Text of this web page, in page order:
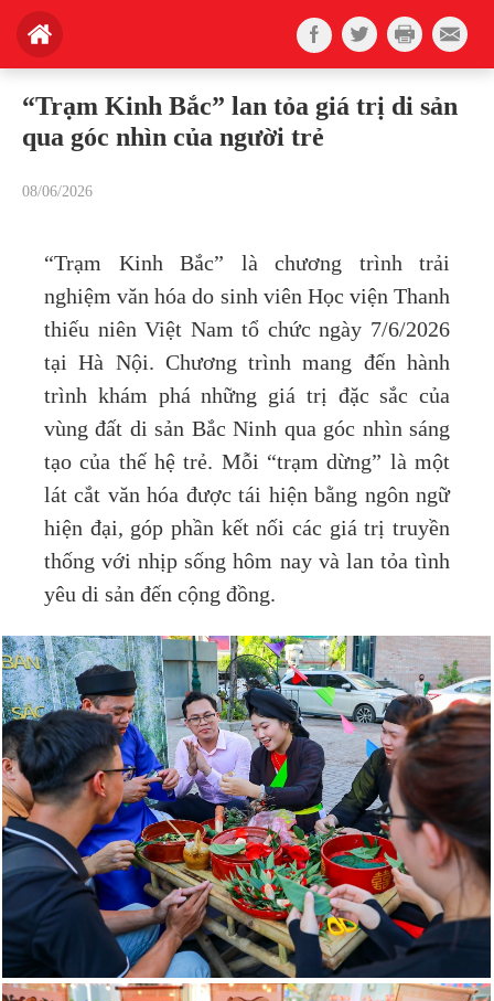
“Trạm Kinh Bắc” lan tỏa giá trị di sản
qua góc nhìn của người trẻ
08/06/2026
“Trạm Kinh Bắc” là chương trình trải
nghiệm văn hóa do sinh viên Học viện Thanh
thiếu niên Việt Nam tổ chức ngày 7/6/2026
tại Hà Nội. Chương trình mang đến hành
trình khám phá những giá trị đặc sắc của
vùng đất di sản Bắc Ninh qua góc nhìn sáng
tạo của thế hệ trẻ. Mỗi “trạm dừng” là một
lát cắt văn hóa được tái hiện bằng ngôn ngữ
hiện đại, góp phần kết nối các giá trị truyền
thống với nhịp sống hôm nay và lan tỏa tình
yêu di sản đến cộng đồng.